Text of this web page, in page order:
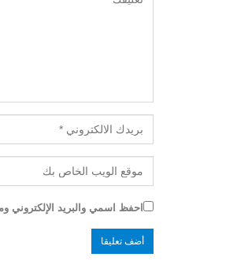
احفظ اسمي والبريد الإلكتروني